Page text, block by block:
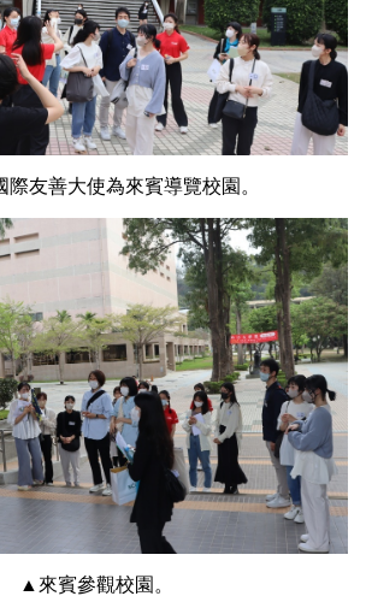
友善大使為來賓導覽校園。
▲來賓參觀校園。